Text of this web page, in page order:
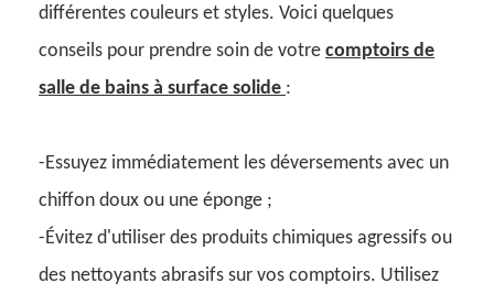
différentes couleurs et styles. Voici quelques
conseils pour prendre soin de votre comptoirs de
salle de bains à surface solide :
-Essuyez immédiatement les déversements avec un
chiffon doux ou une éponge ;
-Évitez d'utiliser des produits chimiques agressifs ou
des nettoyants abrasifs sur vos comptoirs. Utilisez